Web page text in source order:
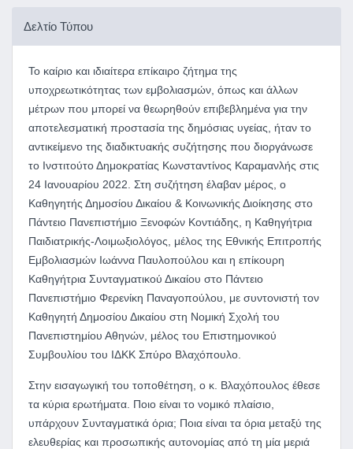
Δελτίο Τύπου
Το καίριο και ιδιαίτερα επίκαιρο ζήτημα της
υποχρεωτικότητας των εμβολιασμών, όπως και άλλων
μέτρων που μπορεί να θεωρηθούν επιβεβλημένα για την
αποτελεσματική προστασία της δημόσιας υγείας, ήταν το
αντικείμενο της διαδικτυακής συζήτησης που διοργάνωσε
το Ινστιτούτο Δημοκρατίας Κωνσταντίνος Καραμανλής στις
24 Ιανουαρίου 2022. Στη συζήτηση έλαβαν μέρος, ο
Καθηγητής Δημοσίου Δικαίου & Κοινωνικής Διοίκησης στο
Πάντειο Πανεπιστήμιο Ξενοφών Κοντιάδης, η Καθηγήτρια
Παιδιατρικής-Λοιμωξιολόγος, μέλος της Εθνικής Επιτροπής
Εμβολιασμών Ιωάννα Παυλοπούλου και η επίκουρη
Καθηγήτρια Συνταγματικού Δικαίου στο Πάντειο
Πανεπιστήμιο Φερενίκη Παναγοπούλου, με συντονιστή τον
Καθηγητή Δημοσίου Δικαίου στη Νομική Σχολή του
Πανεπιστημίου Αθηνών, μέλος του Επιστημονικού
Συμβουλίου του ΙΔΚΚ Σπύρο Βλαχόπουλο.
Στην εισαγωγική του τοποθέτηση, ο κ. Βλαχόπουλος έθεσε
τα κύρια ερωτήματα. Ποιο είναι το νομικό πλαίσιο,
υπάρχουν Συνταγματικά όρια; Ποια είναι τα όρια μεταξύ της
ελευθερίας και προσωπικής αυτονομίας από τη μία μεριά